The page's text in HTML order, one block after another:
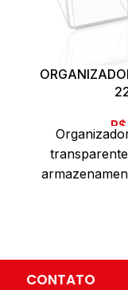
R$
CONTATO